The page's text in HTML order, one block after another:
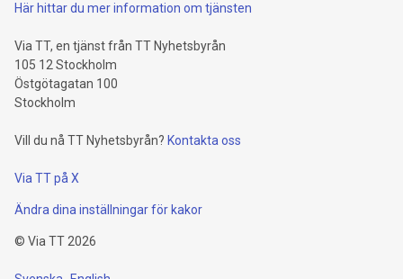
Här hittar du mer information om tjänsten
Via TT, en tjänst från TT Nyhetsbyrån
105 12 Stockholm
Östgötagatan 100
Stockholm
Vill du nå TT Nyhetsbyrån? Kontakta oss
Via TT på X
Ändra dina inställningar för kakor
© Via TT 2026